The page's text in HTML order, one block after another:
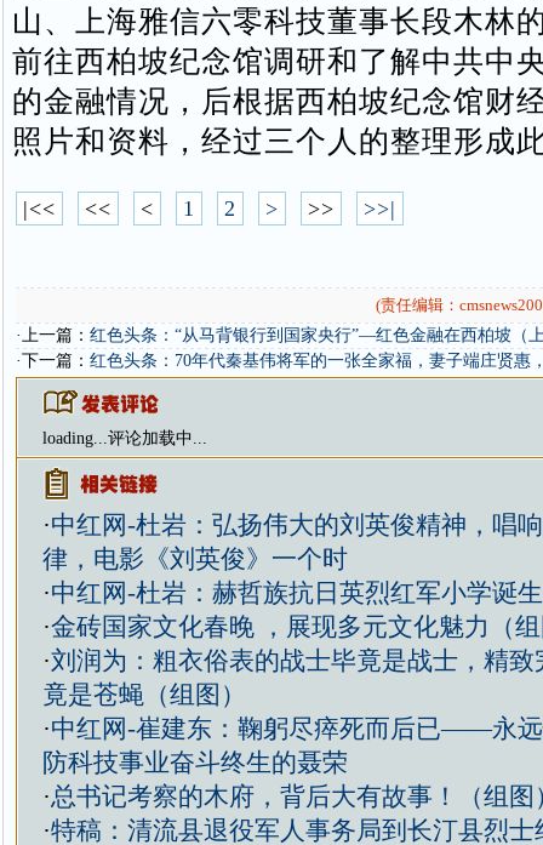
山、上海雅信六零科技董事长段木林
前往西柏坡纪念馆调研和了解中共中
的金融情况，后根据西柏坡纪念馆财
照片和资料，经过三个人的整理形成
|<< << < 1 2 > >> >>|
(责任编辑：
·上一篇： 红色头条：“从马背银行到国家央行”—红色金融在西柏坡（
·下一篇： 红色头条：70年代秦基伟将军的一张全家福，妻子端庄贤惠
loading...评论加载中...
·中红网-杜岩：弘扬伟大的刘英俊精神，唱
律，电影《刘英俊》一个时
·中红网-杜岩：赫哲族抗日英烈红军小学诞
·金砖国家文化春晚 ，展现多元文化魅力（
·刘润为：粗衣俗表的战士毕竟是战士，精致
竟是苍蝇（组图）
·中红网-崔建东：鞠躬尽瘁死而后已——永
防科技事业奋斗终生的聂荣
·总书记考察的木府，背后大有故事！（组图
·特稿：清流县退役军人事务局到长汀县烈士